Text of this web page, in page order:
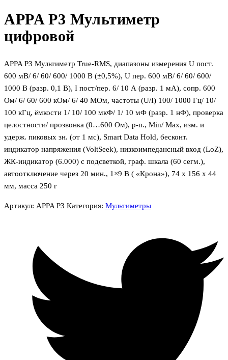
APPA P3 Мультиметр
цифровой
APPA P3 Мультиметр True-RMS, диапазоны измерения U пост.
600 мВ/ 6/ 60/ 600/ 1000 В (±0,5%), U пер. 600 мВ/ 6/ 60/ 600/
1000 В (разр. 0,1 В), I пост/пер. 6/ 10 А (разр. 1 мА), сопр. 600
Ом/ 6/ 60/ 600 кОм/ 6/ 40 МОм, частоты (U/I) 100/ 1000 Гц/ 10/
100 кГц, ёмкости 1/ 10/ 100 мкФ/ 1/ 10 мФ (разр. 1 нФ), проверка
целостности/ прозвонка (0…600 Ом), p-n., Min/ Max, изм. и
удерж. пиковых зн. (от 1 мс), Smart Data Hold, бесконт.
индикатор напряжения (VoltSeek), низкоимпедансный вход (LoZ),
ЖК-индикатор (6.000) с подсветкой, граф. шкала (60 сегм.),
автоотключение через 20 мин., 1×9 В ( «Крона»), 74 х 156 х 44
мм, масса 250 г
Артикул: APPA P3 Категория: Мультиметры